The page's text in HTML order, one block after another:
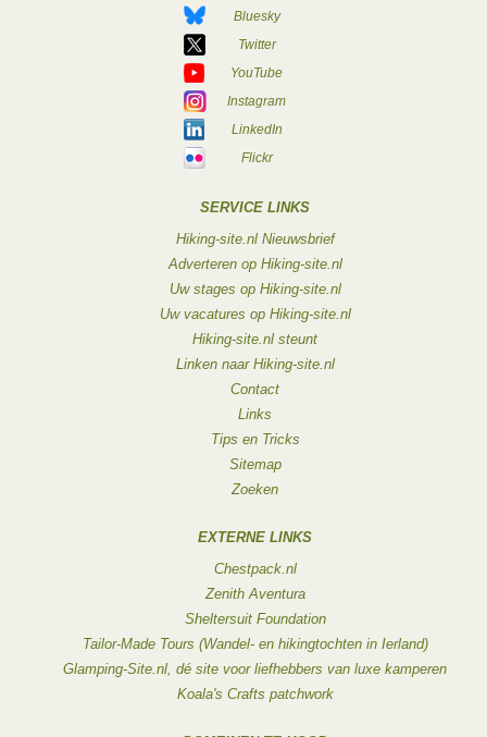
Bluesky
Twitter
YouTube
Instagram
LinkedIn
Flickr
SERVICE LINKS
Hiking-site.nl Nieuwsbrief
Adverteren op Hiking-site.nl
Uw stages op Hiking-site.nl
Uw vacatures op Hiking-site.nl
Hiking-site.nl steunt
Linken naar Hiking-site.nl
Contact
Links
Tips en Tricks
Sitemap
Zoeken
EXTERNE LINKS
Chestpack.nl
Zenith Aventura
Sheltersuit Foundation
Tailor-Made Tours (Wandel- en hikingtochten in Ierland)
Glamping-Site.nl, dé site voor liefhebbers van luxe kamperen
Koala's Crafts patchwork